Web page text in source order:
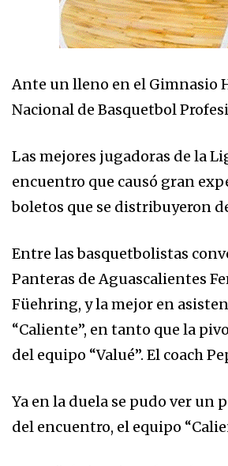
Ante un lleno en el Gimnasio
Nacional de Basquetbol
Las mejores jugadoras de la
encuentro que causó gran
boletos que se distribuyeron
Entre las basquetbolistas
Panteras de Aguascalientes
Füehring, y la mejor en
“Caliente”, en tanto que la
del equipo “Valué”. El coach
Ya en la duela se pudo ver
del encuentro, el equipo